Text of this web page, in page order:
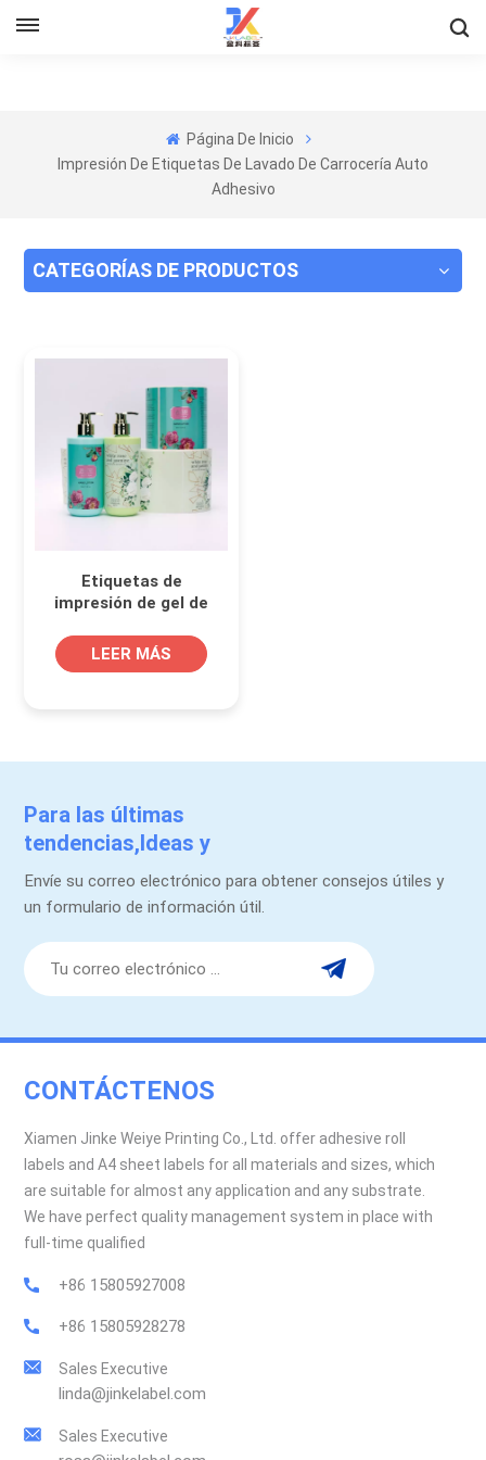
Página De Inicio
Impresión De Etiquetas De Lavado De Carrocería Auto
Adhesivo
CATEGORÍAS DE PRODUCTOS
Etiquetas de
impresión de gel de
carrocería
personalizado
LEER MÁS
Para las últimas
tendencias,Ideas y
promociones.
Envíe su correo electrónico para obtener consejos útiles y
un formulario de información útil.
CONTÁCTENOS
Xiamen Jinke Weiye Printing Co., Ltd. offer adhesive roll
labels and A4 sheet labels for all materials and sizes, which
are suitable for almost any application and any substrate.
We have perfect quality management system in place with
full-time qualified
+86 15805927008
+86 15805928278
Sales Executive
linda@jinkelabel.com
Sales Executive